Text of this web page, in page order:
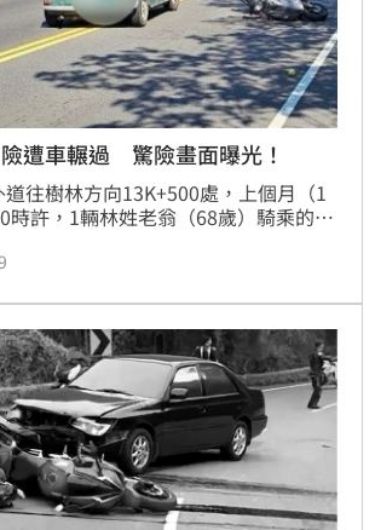
遭車輾過 驚險畫面曝光！
往樹林方向13K+500處，上個月（1
時許，1輛林姓老翁（68歲）騎乘的機
，險些被後面1輛行經的BMW汽車輾
無大礙。整個驚險過程被閃過機車的
網，許多網友留言表示：「根本找
估計是要自認倒楣了」。記者莊淇鈞